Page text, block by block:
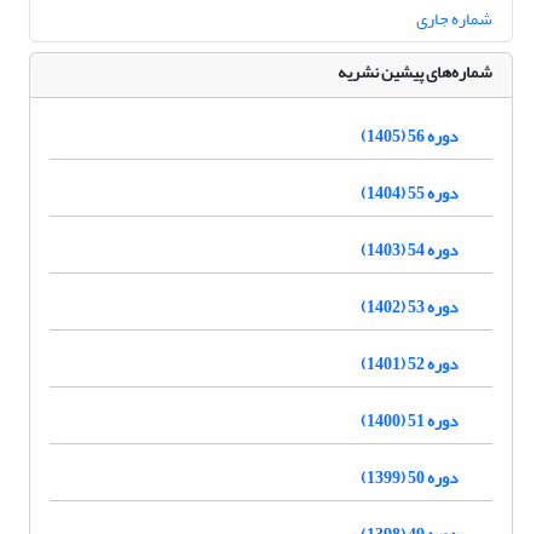
شماره جاری
شماره‌های پیشین نشریه
دوره 56 (1405)
دوره 55 (1404)
دوره 54 (1403)
دوره 53 (1402)
دوره 52 (1401)
دوره 51 (1400)
دوره 50 (1399)